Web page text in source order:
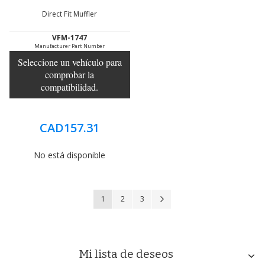
Direct Fit Muffler
VFM-1747
Manufacturer Part Number
Seleccione un vehículo para
comprobar la
compatibilidad.
CAD157.31
No está disponible
Página
Actualmente estás leyendo página
1 Página
2 Página
3
Mi lista de deseos